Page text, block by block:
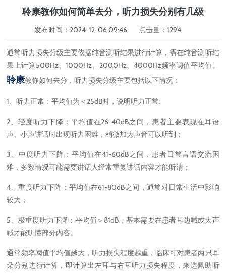
聆康教你如何简单去分，听力损失分别有几级
发布时间：2024-12-06 09:46 点击量：1294
通常听力损失分级主要依据纯音测听结果进行计算，需在纯音测听结
果上计算500Hz、1000Hz、2000Hz、4000Hz频率阈值平均值。
聆康教你如何去分，听力损失分级主要包括以下情况：
1、听力正常：平均值为＜25dB时，说明听力正常:
2、轻度听力下降：平均值在26-40dB之间，患者主要表现在耳语
声、小声讲话时出现听力困难，稍微加大声音可以听到；
3、中度听力下降：平均值在41-60dB之间，患者日常言语交流困
难，多数情况可能需要讲话人经常重复讲话内容才能听清；
4、重度听力下降：平均值在61-80dB之间，通常对日常生活中影响
较大；
5、极重度听力下降：平均值＞81dB，基本需要在患者耳边喊或大声
喊才能听懂部分内容。
通常频率阈值平均值越大，听力损失程度越重，临床可对患者两只耳
朵分别进行计算，即计算出左耳与右耳听力损失程度，来选佩助听